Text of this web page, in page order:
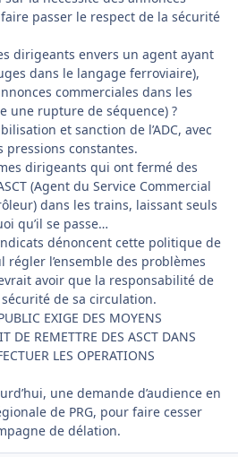
passer le respect de la sécurité
dirigeants envers un agent ayant
dans le langage ferroviaire),
commerciales dans les
une rupture de séquence) ?
et sanction de l’ADC, avec
constantes.
dirigeants qui ont fermé des
(Agent du Service Commercial
dans les trains, laissant seuls
qu’il se passe…
dénoncent cette politique de
régler l’ensemble des problèmes
avoir que la responsabilité de
de sa circulation.
EXIGE DES MOYENS
DE REMETTRE DES ASCT DANS
LES OPERATIONS
une demande d’audience en
de PRG, pour faire cesser
de délation.